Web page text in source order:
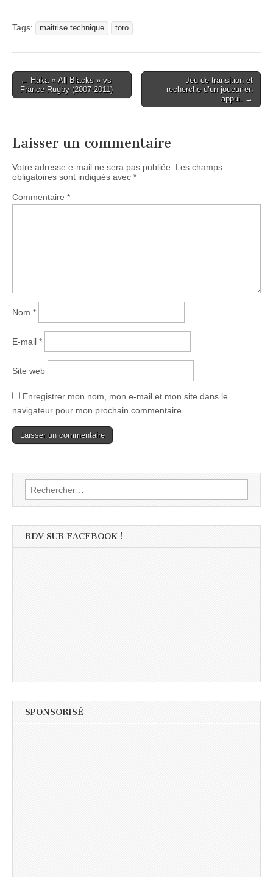
Tags: maitrise technique toro
Post
navigation
← Haka « All Blacks » vs
France Rugby (2007-2011)
Jeu de transition et
recherche d’un joueur en
appui. →
Laisser un commentaire
Votre adresse e-mail ne sera pas publiée.
Les champs
obligatoires sont indiqués avec *
Commentaire *
Nom *
E-mail *
Site web
Enregistrer mon nom, mon e-mail et mon site dans le
navigateur pour mon prochain commentaire.
Rechercher :
RDV SUR FACEBOOK !
SPONSORISÉ